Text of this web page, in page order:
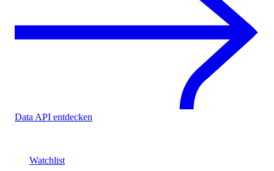
Data API entdecken
Watchlist